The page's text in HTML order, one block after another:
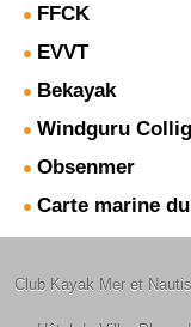
FFCK
EVVT
Bekayak
Windguru
Obsenmer
Carte marine
Club Kayak Mer et